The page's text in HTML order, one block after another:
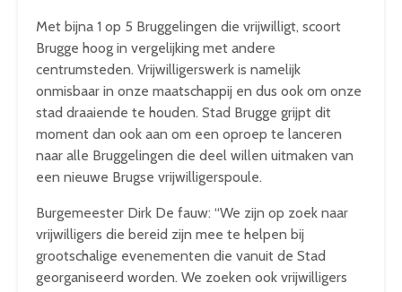
Met bijna 1 op 5 Bruggelingen die vrijwilligt, scoort
Brugge hoog in vergelijking met andere
centrumsteden. Vrijwilligerswerk is namelijk
onmisbaar in onze maatschappij en dus ook om onze
stad draaiende te houden. Stad Brugge grijpt dit
moment dan ook aan om een oproep te lanceren
naar alle Bruggelingen die deel willen uitmaken van
een nieuwe Brugse vrijwilligerspoule.
Burgemeester Dirk De fauw: “We zijn op zoek naar
vrijwilligers die bereid zijn mee te helpen bij
grootschalige evenementen die vanuit de Stad
georganiseerd worden. We zoeken ook vrijwilligers